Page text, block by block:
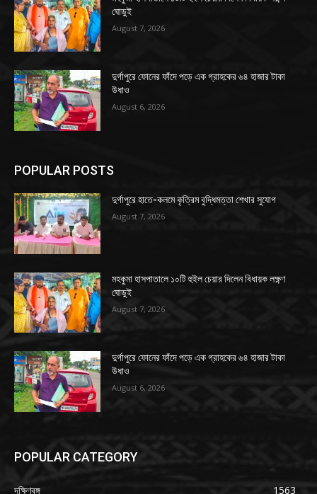
ঘোড়ুই
August 7, 2026
দুর্গাপুরে ফোনের ফাঁদে পড়ে এক গ্রাহকের ৬৪ হাজার টাকা
উধাও
August 6, 2026
POPULAR POSTS
দুর্গাপুরে হাতে-কলমে কৃত্রিম বুদ্ধিমত্তা শেখার সুযোগ
August 7, 2026
মহকুমা হাসপাতালে ১০টি হুইল চেয়ার দিলেন বিধায়ক লক্ষ্ণণ
ঘোড়ুই
August 7, 2026
দুর্গাপুরে ফোনের ফাঁদে পড়ে এক গ্রাহকের ৬৪ হাজার টাকা
উধাও
August 6, 2026
POPULAR CATEGORY
দক্ষিণবঙ্গ
1563